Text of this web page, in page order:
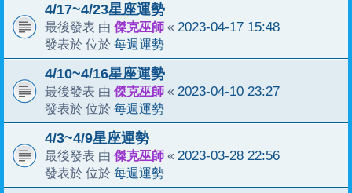
4/17~4/23星座運勢
最後發表 由 傑克巫師 « 2023-04-17 15:48
發表於 位於 每週運勢
4/10~4/16星座運勢
最後發表 由 傑克巫師 « 2023-04-10 23:27
發表於 位於 每週運勢
4/3~4/9星座運勢
最後發表 由 傑克巫師 « 2023-03-28 22:56
發表於 位於 每週運勢